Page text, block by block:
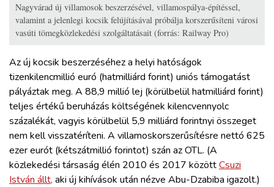
Nagyvárad új villamosok beszerzésével, villamospálya-építéssel,
valamint a jelenlegi kocsik felújításával próbálja korszerűsíteni városi
vasúti tömegközlekedési szolgáltatásait (forrás: Railway Pro)
Az új kocsik beszerzéséhez a helyi hatóságok
tizenkilencmillió euró (hatmilliárd forint) uniós támogatást
pályáztak meg. A 88,9 millió lej (körülbelül hatmilliárd forint)
teljes értékű beruházás költségének kilencvennyolc
százalékát, vagyis körülbelül 5,9 milliárd forintnyi összeget
nem kell visszatéríteni. A villamoskorszerűsítésre nettó 625
ezer eurót (kétszátmillió forintot) szán az OTL. (A
közlekedési társaság élén 2010 és 2017 közöttCsuzi
István állt, aki új kihívások után nézve Abu-Dzabiba igazolt.)